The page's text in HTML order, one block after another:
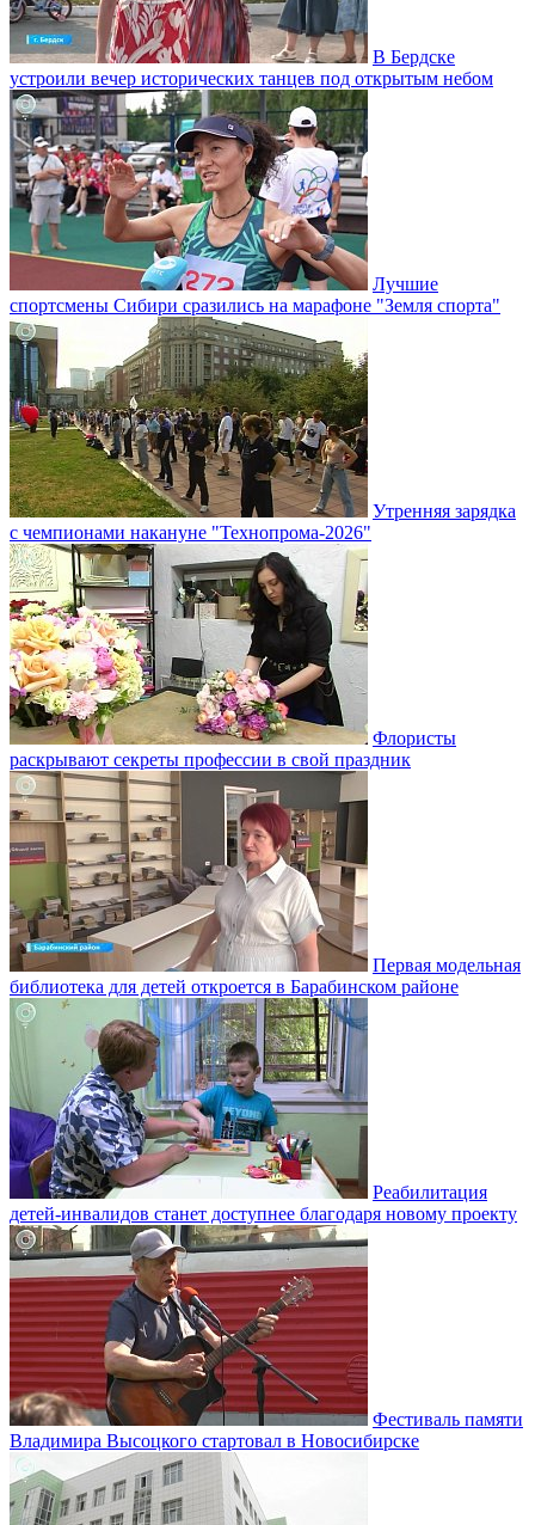
В Бердске
устроили вечер исторических танцев под открытым небом
Лучшие
спортсмены Сибири сразились на марафоне "Земля спорта"
Утренняя зарядка
с чемпионами накануне "Технопрома-2026"
Флористы
раскрывают секреты профессии в свой праздник
Первая модельная
библиотека для детей откроется в Барабинском районе
Реабилитация
детей-инвалидов станет доступнее благодаря новому проекту
Фестиваль памяти
Владимира Высоцкого стартовал в Новосибирске